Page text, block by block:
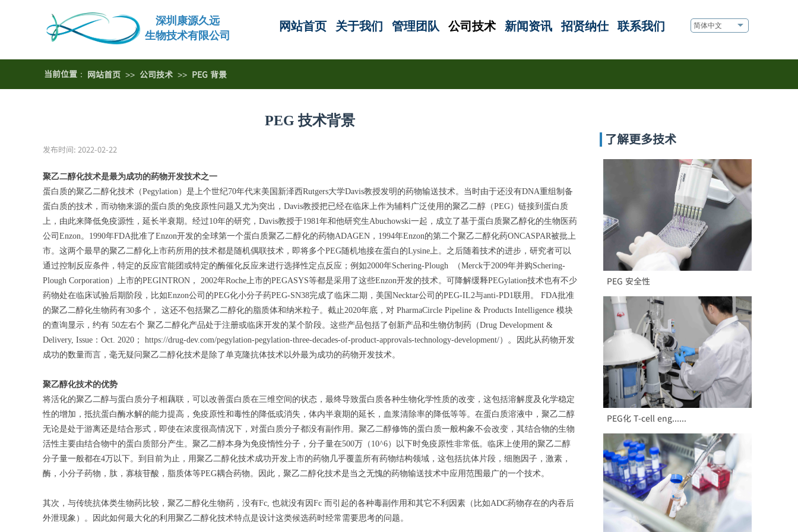
网站首页 关于我们 管理团队 公司技术 新闻资讯 招贤纳仕 联系我们
深圳康源久远
生物技术有限公司
简体中文
网站首页 >> 公司技术 >> PEG 背景
当前位置 ：
PEG 技术背景
发布时间: 2022-02-22
聚乙二醇化技术是最为成功的药物开发技术之一
蛋白质的聚乙二醇化技术（Pegylation）是上个世纪70年代末美国新泽西Rutgers大学Davis教授发明的药物输送技术。当时由于还没有DNA重组制备
蛋白质的技术，而动物来源的蛋白质的免疫原性问题又尤为突出，Davis教授把已经在临床上作为辅料广泛使用的聚乙二醇（PEG）链接到蛋白质
上，由此来降低免疫源性，延长半衰期。经过10年的研究，Davis教授于1981年和他研究生Abuchowski一起，成立了基于蛋白质聚乙醇化的生物医药
公司Enzon。1990年FDA批准了Enzon开发的全球第一个蛋白质聚乙二醇化的药物ADAGEN，1994年Enzon的第二个聚乙二醇化药ONCASPAR被批上
市。这两个最早的聚乙二醇化上市药所用的技术都是随机偶联技术，即将多个PEG随机地接在蛋白的Lysine上。之后随着技术的进步，研究者可以
通过控制反应条件，特定的反应官能团或特定的酶催化反应来进行选择性定点反应；例如2000年Schering-Plough （Merck于2009年并购Schering-
Plough Corporation）上市的PEGINTRON， 2002年Roche上市的PEGASYS等都是采用了这些Enzon开发的技术。可降解缓释PEGylation技术也有不少
药物处在临床试验后期阶段，比如Enzon公司的PEG化小分子药PEG-SN38完成了临床二期，美国Necktar公司的PEG-IL2与anti-PD1联用。 FDA批准
的聚乙二醇化生物药有30多个， 这还不包括聚乙二醇化的脂质体和纳米粒子。 截止2020年底，对 PharmaCircle Pipeline & Products Intelligence 模块
的查询显示，约有 50左右个 聚乙二醇化产品处于注册或临床开发的某个阶段。这些产品包括了创新产品和生物仿制药（Drug Development &
Delivery, Issue：Oct. 2020； https://drug-dev.com/pegylation-pegylation-three-decades-of-product-approvals-technology-development/）
。
因此从药物开发
成功的数量而言，毫无疑问聚乙二醇化技术是除了单克隆抗体技术以外最为成功的药物开发技术。
聚乙醇化技术的优势
将活化的聚乙二醇与蛋白质分子相藕联，可以改善蛋白质在三维空间的状态，最终导致蛋白质各种生物化学性质的改变，这包括溶解度及化学稳定
性的增加，抵抗蛋白酶水解的能力提高，免疫原性和毒性的降低或消失，体内半衰期的延长，血浆清除率的降低等等。在蛋白质溶液中，聚乙二醇
无论是处于游离还是结合形式，即使在浓度很高情况下，对蛋白质分子都没有副作用。聚乙二醇修饰的蛋白质一般构象不会改变，其结合物的生物
活性主要由结合物中的蛋白质部分产生。聚乙二醇本身为免疫惰性分子，分子量在500万（10^6）以下时免疫原性非常低。临床上使用的聚乙二醇
分子量一般都在4万以下。到目前为止，用聚乙二醇化技术成功开发上市的药物几乎覆盖所有药物结构领域，这包括抗体片段，细胞因子，激素，
酶，小分子药物，肽，寡核苷酸，脂质体等PEG耦合药物。因此，聚乙二醇化技术是当之无愧的药物输送技术中应用范围最广的一个技术。
其次，与传统抗体类生物药比较，聚乙二醇化生物药，没有Fc, 也就没有因Fc 而引起的各种毒副作用和其它不利因素（比如ADC药物存在的内吞后
外泄现象）。因此如何最大化的利用聚乙二醇化技术特点是设计这类候选药时经常需要思考的问题。
​ 了解更多技术
PEG 安全性
PEG化 T-cell eng......